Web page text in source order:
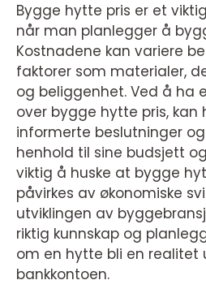
Bygge hytte pris er et
når man planlegger å
Kostnadene kan variere
faktorer som materialer,
og beliggenhet. Ved å ha
over bygge hytte pris, kan
informerte beslutninger
henhold til sine budsjett
viktig å huske at bygge
påvirkes av økonomiske
utviklingen av
riktig kunnskap og
om en hytte bli en realitet
bankkontoen.